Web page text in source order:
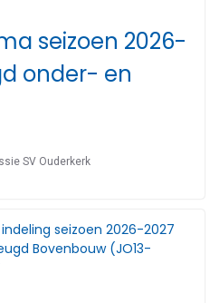
seizoen 2026-
onder- en
SV Ouderkerk
seizoen 2026-2027
Bovenbouw (JO13-